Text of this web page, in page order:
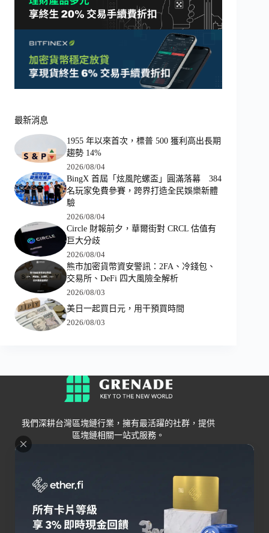
最新消息
1955 年以來首次，標普 500 獲利高出長期
趨勢 14%
2026/08/04
BingX 首屆「炫風陀螺盃」圓滿落幕 384
名玩家免費參賽，跨界打造全民娛樂新體
驗
2026/08/04
Circle 財報前夕，華爾街對 CRCL 估值有
巨大分歧
2026/08/04
熊市加密貨幣資安警訊：2FA、冷錢包、
交易所、DeFi 四大風險全解析
2026/08/03
美日一起買日元，用干預買時間
2026/08/03
我們深耕台灣區塊鏈行業，擁有最活躍的社群，提供
區塊鏈相關一站式服務。
Grenade
關於我們
聯絡我們
錢包
交易所
Bybit
OKX